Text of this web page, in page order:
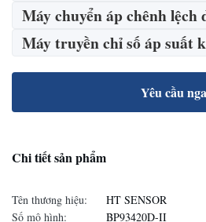
Máy chuyển áp chênh lệch
Máy truyền chỉ số áp suất
Yêu cầu
Chi tiết sản phẩm
Tên thương hiệu:
HT SENSOR
Số mô hình:
BP93420D-II